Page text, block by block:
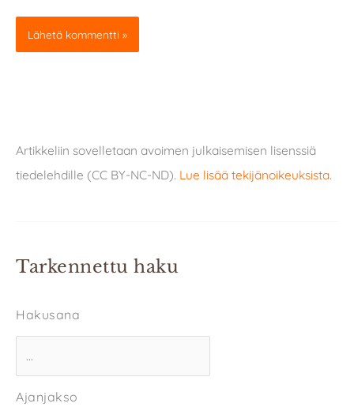
Artikkeliin sovelletaan avoimen julkaisemisen lisenssiä
tiedelehdille (CC BY-NC-ND). Lue lisää tekijänoikeuksista.
Tarkennettu haku
Hakusana
Ajanjakso